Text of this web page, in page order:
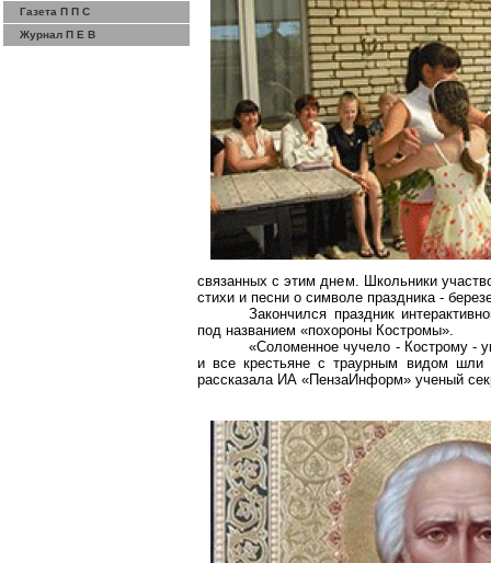
Газета П П С
Журнал П Е В
связанных с этим днем. Школьники
стихи и песни о символе праздника -
Закончился праздник
под названием «похороны Костромы».
«Соломенное чучело - Кострому -
и все крестьяне с траурным видом шли
рассказала ИА «ПензаИнформ» ученый